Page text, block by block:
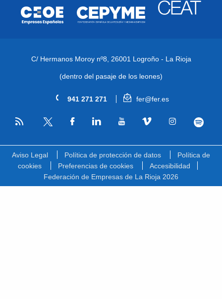
C/ Hermanos Moroy nº8, 26001 Logroño - La Rioja
(dentro del pasaje de los leones)
941 271 271 fer@fer.es
RSS
Aviso Legal Política de protección de datos
Política de
cookies
Preferencias de cookies
Accesibilidad
Federación de Empresas de La Rioja 2026